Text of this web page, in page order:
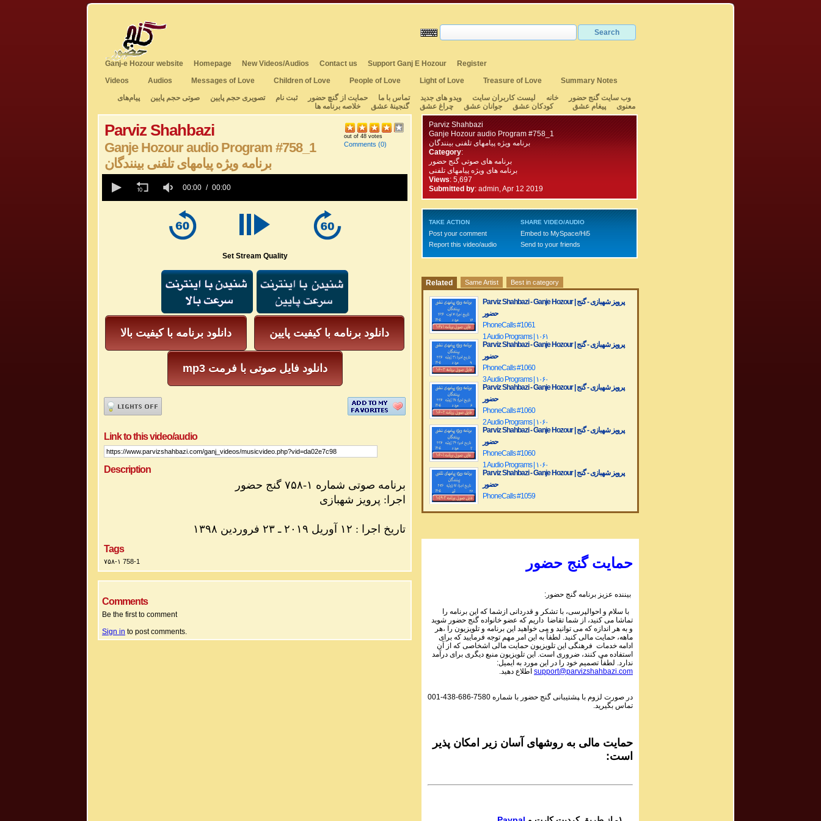
Ganj-e Hozour website Homepage New Videos/Audios Contact us Support Ganj E Hozour
Register
Videos
Audios Messages of Love Children of Love People of Love Light of Love Treasure of Love
Summary Notes
وب سایت گنج حضور
خانه لیست کاربران سایت ویدو های جدید تماس با ما حمایت از گنچ حضور ثبت نام تصویری حجم پایین صوتی حجم پایین
پیام‌های
معنوی
پیغام عشق کودکان عشق جوانان عشق چراغ عشق گنجینهٔ عشق خلاصه برنامه ها
Parviz Shahbazi
Ganje Hozour audio Program #758_1
برنامه ویژه پیامهای تلفنی بینندگان
out of 48 votes
Comments (0)
seconds
00:00 00:00
Set Stream Quality
دانلود برنامه با کیفیت بالا دانلود برنامه با کیفیت پایین
mp3 دانلود فایل صوتی با فرمت
Link to this video/audio
Description
برنامه صوتی شماره ۱-۷۵۸ گنج حضور
اجرا: پرویز شهبازی
۱۳۹۸ تاریخ اجرا : ۱۲ آوریل ۲۰۱۹ ـ ۲۳ فروردین
Tags
۷۵۸-۱ 758-1
Comments
Be the first to comment
Sign in to post comments.
Parviz Shahbazi
Ganje Hozour audio Program #758_1
برنامه ویژه پیامهای تلفنی بینندگان
Category:
برنامه های صوتی گنج حضور
برنامه های ویژه پیامهای تلفنی
Views: 5,697
Submitted by: admin, Apr 12 2019
TAKE ACTION
Post your comment
Report this video/audio
SHARE VIDEO/AUDIO
Embed to MySpace/Hi5
Send to your friends
Related Same Artist Best in category
Parviz Shahbazi - Ganje Hozour | پرویز شهبازی - گنج
حضور
PhoneCalls #1061
1 Audio Programs | ۱۰۶۱
Parviz Shahbazi - Ganje Hozour | پرویز شهبازی - گنج
حضور
PhoneCalls #1060
3 Audio Programs | ۱۰۶۰
Parviz Shahbazi - Ganje Hozour | پرویز شهبازی - گنج
حضور
PhoneCalls #1060
2 Audio Programs | ۱۰۶۰
Parviz Shahbazi - Ganje Hozour | پرویز شهبازی - گنج
حضور
PhoneCalls #1060
1 Audio Programs | ۱۰۶۰
Parviz Shahbazi - Ganje Hozour | پرویز شهبازی - گنج
حضور
PhoneCalls #1059
Parviz Shahbazi - Ganje Hozour | پرویز شهبازی - گنج
PhoneCalls #1059
1 Audio Programs | ۱۰۵۹
Parviz Shahbazi - Ganje Hozour | پرویز شهبازی - گنج
حضور
PhoneCalls #1058
3 Audio Programs | ۱۰۵۸
Parviz Shahbazi - Ganje Hozour | پرویز شهبازی - گنج
حضور
PhoneCalls #1058
حضور
حضور
حضور
Parviz Shahbazi - Ganje Hozour | پرویز شهبازی - گنج
حمایت گنج حضور
بیننده عزیز برنامه گنج حضور:
با سلام و احوالپرسی، با تشکر و قدردانی ازشما که این برنامه را
تماشا می کنید، از شما تقاضا داریم که عضو خانواده گنج حضور شوید
و به هر اندازه که می توانید و می خواهید این برنامه و تلویزیون را ،هر
ماهه، حمایت مالی کنید. لطفاً به این امر مهم توجه فرمایید که برای
ادامه خدمات فرهنگی این تلویزیون حمایت مالی اشخاصی که از آن
استفاده می کنند، ضروری است. این تلویزیون منبع دیگری برای درآمد
ندارد. لطفاً تصمیم خود را در این مورد به ایمیل:
support@parvizshahbazi.com اطلاع دهید.
در صورت لزوم با ‍پشتیبانی گنج حضور با شماره 001-438-686-7580
تماس بگیرید.
حمایت مالی به روشهای آسان زیر امکان پذیر
است: